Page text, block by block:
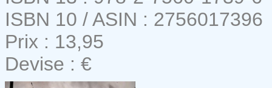
ISBN 10 / ASIN : 2756017396
Prix : 13,95
Devise : €